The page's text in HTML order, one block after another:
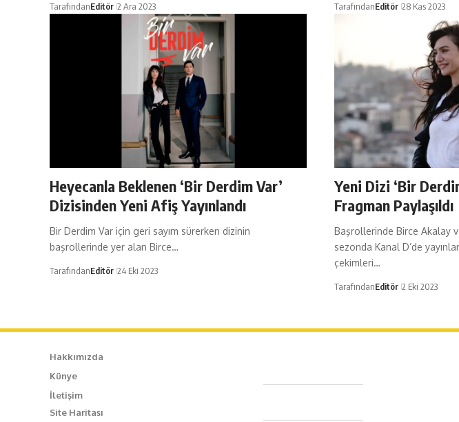
TarafındanEditör 2 Ara 2023 TarafındanEditör 28 Kas 2023
Heyecanla Beklenen ‘Bir Derdim Var’
Dizisinden Yeni Afiş Yayınlandı
Bir Derdim Var için geri sayım sürerken dizinin
başrollerinde yer alan Birce…
TarafındanEditör 24 Eki 2023
Yeni Dizi ‘Bir
Fragman Paylaşıldı
Başrollerinde Birce Akalay
sezonda Kanal D’de
çekimleri…
TarafındanEditör 2 Eki 2023
Hakkımızda
Künye
İletişim
Site Haritası
Caferağa Mah. Dr. Şakir Paşa Sok.